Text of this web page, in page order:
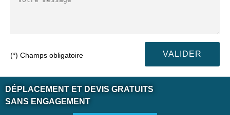
(*) Champs obligatoire
DÉPLACEMENT ET DEVIS GRATUITS
SANS ENGAGEMENT